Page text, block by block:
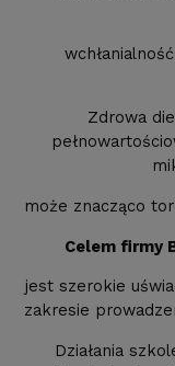
Zdrowa
może znacząco
Celem firmy
jest szerokie
zakresie
Działania